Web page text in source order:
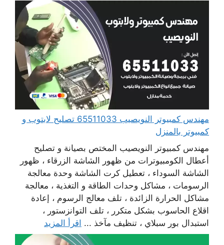
مهندس كمبيوتر النويصيب 65511033 تصليح لابتوب و
كمبيوتر بالمنزل
مهندس كمبيوتر النويصيب المختص بصيانة و تصليح
أعطال الكومبيوترات من ظهور الشاشة الزرقاء ، ظهور
الشاشة السوداء ، تعطيل كرت الشاشة وحدة معالجة
الرسومات ، مشاكل وحدات الطاقة و التغذية ، معالجة
مشاكل الحرارة الزائدة ، تلف معالج الرسوم ، إعادة
اقلاع الحاسوب بشكل متكرر ، تلف التوانزستور ،
استبدال بور سبلاي ، تنظيف مآخذ ... اقرأ المزيد